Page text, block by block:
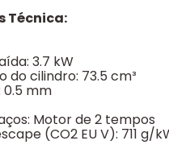
Técnica:
3.7 kW
do cilindro: 73.5 cm³
mm
Motor de 2 tempos
(CO2 EU V): 711 g/